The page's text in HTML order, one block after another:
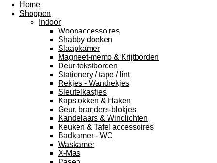
Home
Shoppen
Indoor
Woonaccessoires
Shabby doeken
Slaapkamer
Magneet-memo & Krijtborden
Deur-tekstborden
Stationery / tape / lint
Rekjes - Wandrekjes
Sleutelkastjes
Kapstokken & Haken
Geur, branders-blokjes
Kandelaars & Windlichten
Keuken & Tafel accessoires
Badkamer - WC
Waskamer
X-Mas